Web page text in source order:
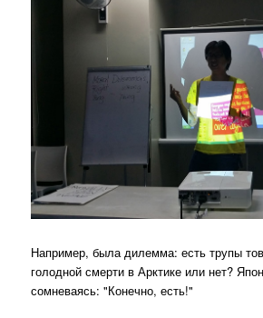
Например, была дилемма: есть трупы
голодной смерти в Арктике или нет?
сомневаясь: "Конечно, есть!"